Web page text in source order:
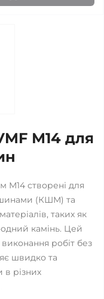
М14 для
М14 створені для
(КШМ) та
таких як
камінь. Цей
робіт без
швидко та
в різних